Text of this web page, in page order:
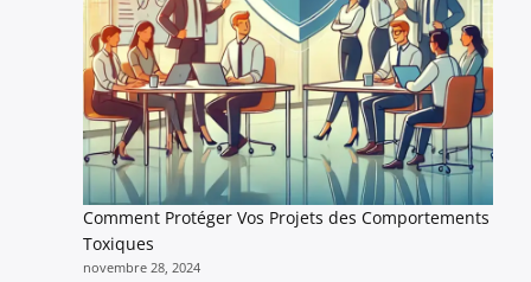
Lyon
enflamme
les
réseaux
sociaux
Comment Protéger Vos Projets des Comportements
Toxiques
novembre 28, 2024